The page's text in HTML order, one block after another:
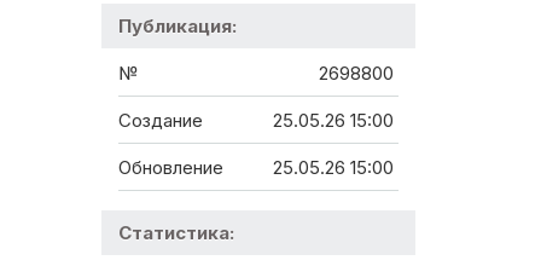
Публикация:
№ 2698800
Создание 25.05.26 15:00
Обновление 25.05.26 15:00
Статистика: